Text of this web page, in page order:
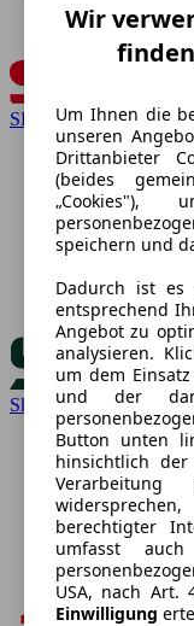
SEAT
Skoda
Wir
Um Ihnen die
unseren
Drittanbieter
(beides
„Cookies"),
speichern und
Dadurch ist es
entsprechend
Angebot zu
analysieren.
um dem
und der
Button unten
hinsichtlich
Verarbeitung
berechtigter
umfasst
USA, nach Art.
Einwilligung